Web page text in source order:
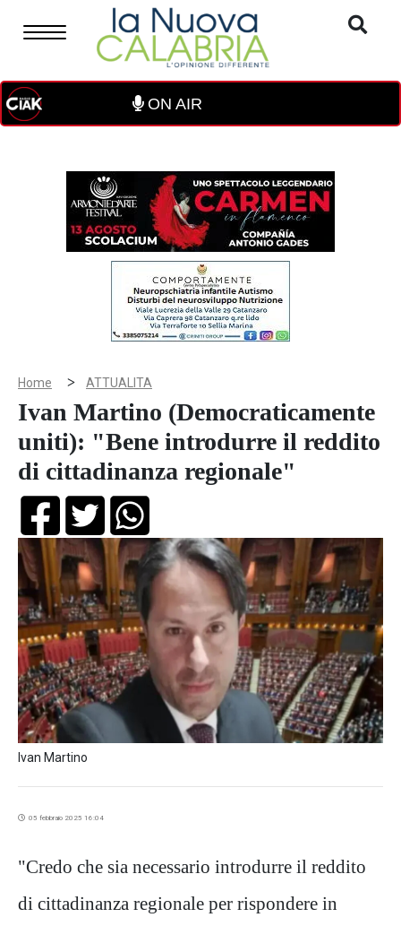
ON AIR
Home > ATTUALITA
Ivan Martino (Democraticamente
uniti): "Bene introdurre il reddito
di cittadinanza regionale"
Ivan Martino
05 febbraio 2025 16:04
"Credo che sia necessario introdurre il reddito
di cittadinanza regionale per rispondere in